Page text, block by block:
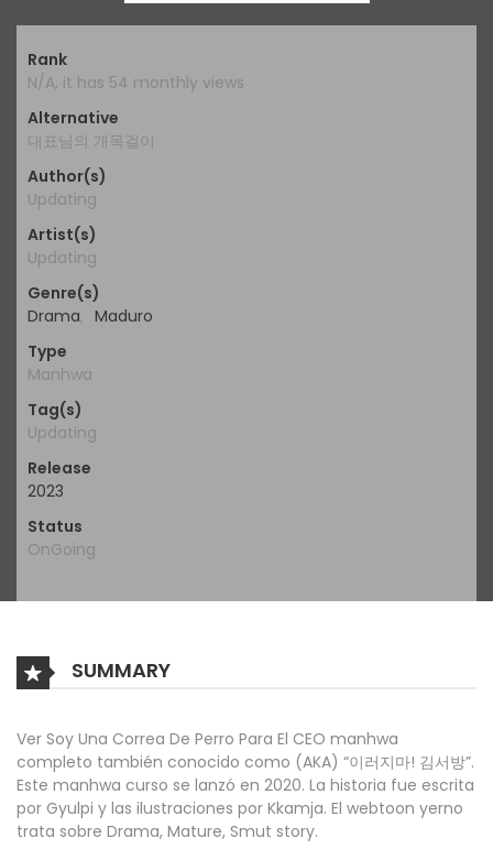
Rank
N/A, it has 54 monthly views
Alternative
대표님의 개목걸이
Author(s)
Updating
Artist(s)
Updating
Genre(s)
Drama, Maduro
Type
Manhwa
Tag(s)
Updating
Release
2023
Status
OnGoing
SUMMARY
Ver Soy Una Correa De Perro Para El CEO manhwa
completo también conocido como (AKA) “이러지마! 김서방”.
Este manhwa curso se lanzó en 2020. La historia fue escrita
por Gyulpi y las ilustraciones por Kkamja. El webtoon yerno
trata sobre Drama, Mature, Smut story.